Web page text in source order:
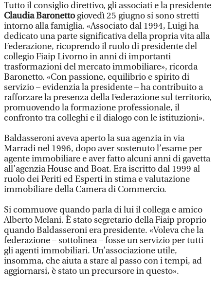
Tutto il consiglio direttivo, gli associati e la presidente
Claudia Baronettogiovedì 25 giugno si sono stretti
intorno alla famiglia. «Associato dal 1994, Luigi ha
dedicato una parte significativa della propria vita alla
Federazione, ricoprendo il ruolo di presidente del
collegio Fiaip Livorno in anni di importanti
trasformazioni del mercato immobiliare», ricorda
Baronetto. «Con passione, equilibrio e spirito di
servizio – evidenzia la presidente – ha contribuito a
rafforzare la presenza della Federazione sul territorio,
promuovendo la formazione professionale, il
confronto tra colleghi e il dialogo con le istituzioni».
Baldasseroni aveva aperto la sua agenzia in via
Marradi nel 1996, dopo aver sostenuto l’esame per
agente immobiliare e aver fatto alcuni anni di gavetta
all’agenzia House and Boat. Era iscritto dal 1999 al
ruolo dei Periti ed Esperti in stima e valutazione
immobiliare della Camera di Commercio.
Si commuove quando parla di lui il collega e amico
Alberto Melani. È stato segretario della Fiaip proprio
quando Baldasseroni era presidente. «Voleva che la
federazione – sottolinea – fosse un servizio per tutti
gli agenti immobiliari. Un’associazione utile,
insomma, che aiuta a stare al passo con i tempi, ad
aggiornarsi, è stato un precursore in questo».